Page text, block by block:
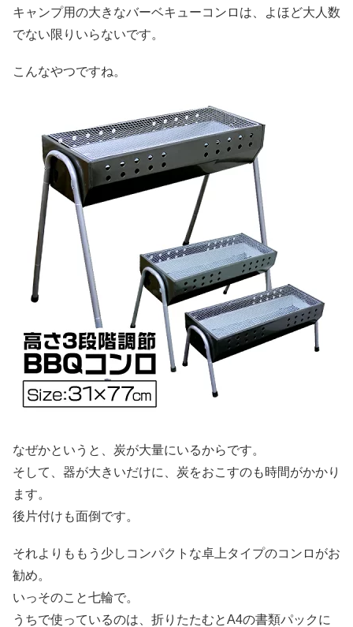
キャンプ用の大きなバーベキューコンロは、よほど大人数
でない限りいらないです。
こんなやつですね。
なぜかというと、炭が大量にいるからです。
そして、器が大きいだけに、炭をおこすのも時間がかかり
ます。
後片付けも面倒です。
それよりももう少しコンパクトな卓上タイプのコンロがお
勧め。
いっそのこと七輪で。
うちで使っているのは、折りたたむとA4の書類パックに